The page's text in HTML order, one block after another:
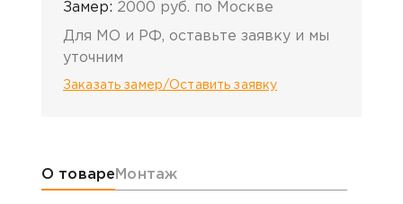
Замер: 2000 руб. по Москве
Для МО и РФ, оставьте заявку и мы
уточним
Заказать замер/Оставить заявку
Информация о товаре
О товаре Монтаж